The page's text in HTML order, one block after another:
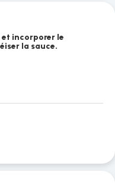
incorporer le
la sauce.